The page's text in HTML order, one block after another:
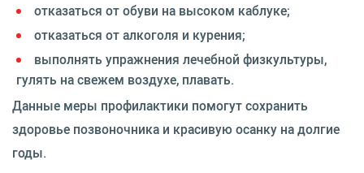
отказаться от обуви на высоком каблуке;
отказаться от алкоголя и курения;
выполнять упражнения лечебной физкультуры,
гулять на свежем воздухе, плавать.
Данные меры профилактики помогут сохранить
здоровье позвоночника и красивую осанку на долгие
годы.